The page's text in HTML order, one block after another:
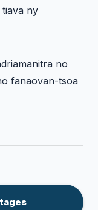
ny
no
fanaovan-tsoa